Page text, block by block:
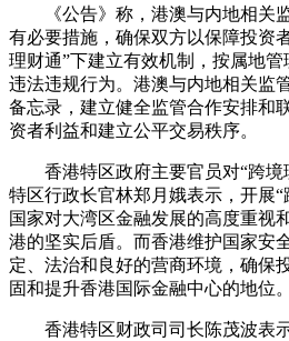
《公告》称，港澳与内地相关
有必要措施，确保双方以保障投资
理财通”下建立有效机制，按属地
违法违规行为。港澳与内地相关监
备忘录，建立健全监管合作安排和
资者利益和建立公平交易秩序。
香港特区政府主要官员对“跨
特区行政长官林郑月娥表示，开展
国家对大湾区金融发展的高度重视
港的坚实后盾。而香港维护国家安
定、法治和良好的营商环境，确保
固和提升香港国际金融中心的地位。
香港特区财政司司长陈茂波表